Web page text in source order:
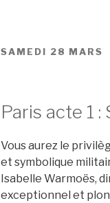
SAMEDI 28 MARS
Paris acte 1
Vous aurez le
et symbolique
Isabelle Warmoës,
exceptionnel et